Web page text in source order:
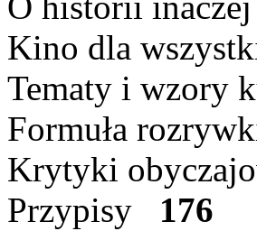
Kino dla
Tematy i wzory
Formuła
Krytyki
Przypisy 176